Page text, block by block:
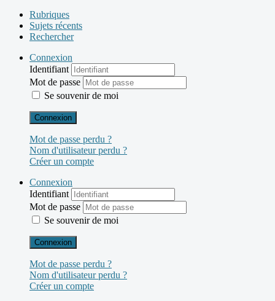
Rubriques
Sujets récents
Rechercher
Connexion
Identifiant
Mot de passe
Se souvenir de moi
Connexion
Mot de passe perdu ?
Nom d'utilisateur perdu ?
Créer un compte
Connexion
Identifiant
Mot de passe
Se souvenir de moi
Connexion
Mot de passe perdu ?
Nom d'utilisateur perdu ?
Créer un compte